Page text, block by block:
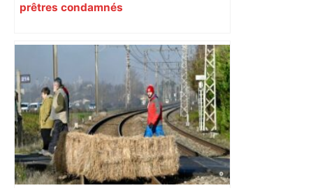
prêtres condamnés